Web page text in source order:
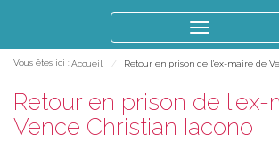
le
Vous êtes ici : Accueil Retour en prison de l'ex-maire de
Retour en prison de l'ex-
Vence Christian Iacono